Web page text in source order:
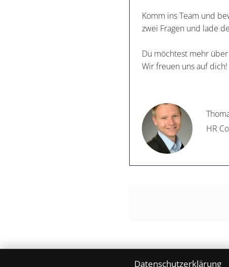
Komm ins Team und
zwei Fragen und lade
Du möchtest mehr
Wir freuen uns auf dich!
HR
Datenschutzerklärung